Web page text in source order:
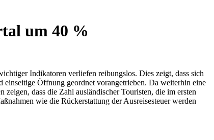
um 40 %
Indikatoren verliefen reibungslos. Dies zeigt, dass sich
einseitige Öffnung geordnet vorangetrieben. Da weiterhin eine
dass die Zahl ausländischer Touristen, die im ersten
wie die Rückerstattung der Ausreisesteuer werden